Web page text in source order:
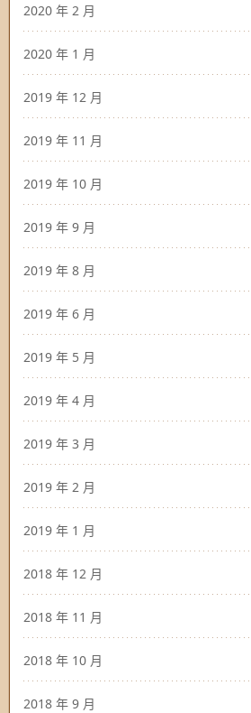
2020 年 2 月
2020 年 1 月
2019 年 12 月
2019 年 11 月
2019 年 10 月
2019 年 9 月
2019 年 8 月
2019 年 6 月
2019 年 5 月
2019 年 4 月
2019 年 3 月
2019 年 2 月
2019 年 1 月
2018 年 12 月
2018 年 11 月
2018 年 10 月
2018 年 9 月